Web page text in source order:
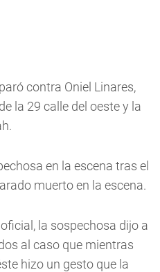
contra Oniel Linares,
la 29 calle del oeste y la
en la escena tras el
muerto en la escena.
la sospechosa dijo a
al caso que mientras
hizo un gesto que la